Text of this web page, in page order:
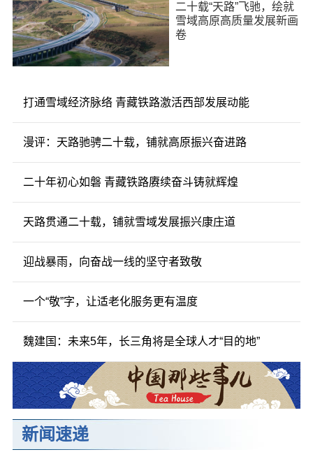
二十载“天路”飞驰，绘就
雪域高原高质量发展新画
卷
打通雪域经济脉络 青藏铁路激活西部发展动能
漫评：天路驰骋二十载，铺就高原振兴奋进路
二十年初心如磐 青藏铁路赓续奋斗铸就辉煌
天路贯通二十载，铺就雪域发展振兴康庄道
迎战暴雨，向奋战一线的坚守者致敬
一个“敬”字，让适老化服务更有温度
魏建国：未来5年，长三角将是全球人才“目的地”
新闻速递